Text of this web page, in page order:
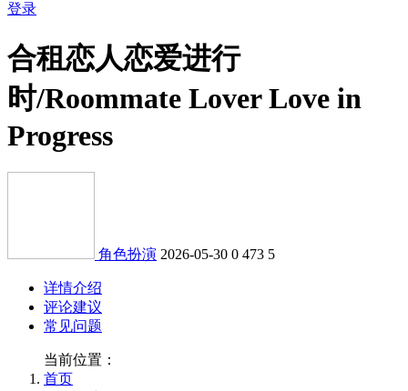
登录
合租恋人恋爱进行
时/Roommate Lover Love in
Progress
角色扮演 2026-05-30 0 473 5
详情介绍
评论建议
常见问题
当前位置：
首页